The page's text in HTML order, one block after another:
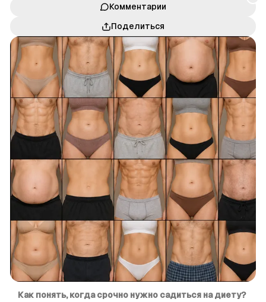
Комментарии
Поделиться
Как понять, когда срочно нужно садиться на диету?